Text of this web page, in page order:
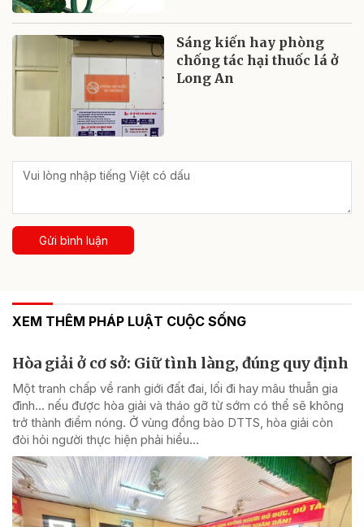
Sáng kiến hay phòng
chống tác hại thuốc lá ở
Long An
Gửi bình luận
XEM THÊM PHÁP LUẬT CUỘC SỐNG
Hòa giải ở cơ sở: Giữ tình làng, đúng quy định
Một tranh chấp về ranh giới đất đai, lối đi hay mâu thuẫn gia
đình... nếu được hòa giải và tháo gỡ từ sớm có thể sẽ không
trở thành điểm nóng. Ở vùng đồng bào DTTS, hòa giải còn
đòi hỏi người thực hiện phải hiểu...